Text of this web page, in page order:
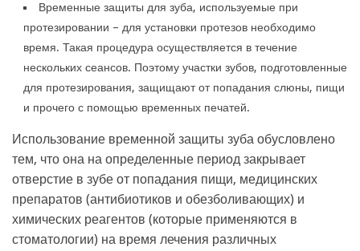
Временные защиты для зуба, используемые при
протезировании – для установки протезов необходимо
время. Такая процедура осуществляется в течение
нескольких сеансов. Поэтому участки зубов, подготовленные
для протезирования, защищают от попадания слюны, пищи
и прочего с помощью временных печатей.
Использование временной защиты зуба обусловлено
тем, что она на определенные период закрывает
отверстие в зубе от попадания пищи, медицинских
препаратов (антибиотиков и обезболивающих) и
химических реагентов (которые применяются в
стоматологии) на время лечения различных